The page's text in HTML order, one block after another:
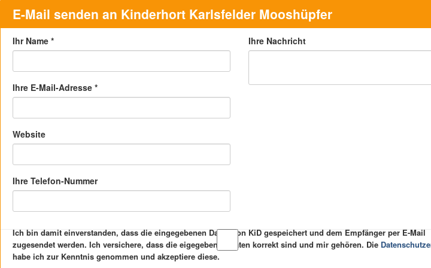
E-Mail senden an Kinderhort Karlsfelder Mooshüpfer
Ihr Name *
Ihre E-Mail-Adresse *
Website
Ihre Telefon-Nummer
Ihre Nachricht
Ich bin damit einverstanden, dass die eingegebenen Daten von KiD gespeichert und dem Empfänger per E-Mail
zugesendet werden. Ich versichere, dass die eigegebenen Daten korrekt sind und mir gehören. Die
habe ich zur Kenntnis genommen und akzeptiere diese.